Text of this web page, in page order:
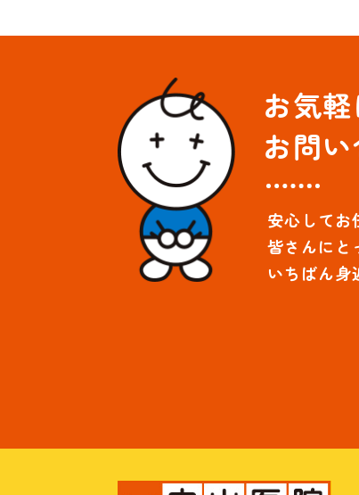
お気軽
お問
安心してお
皆さんにと
いちばん身